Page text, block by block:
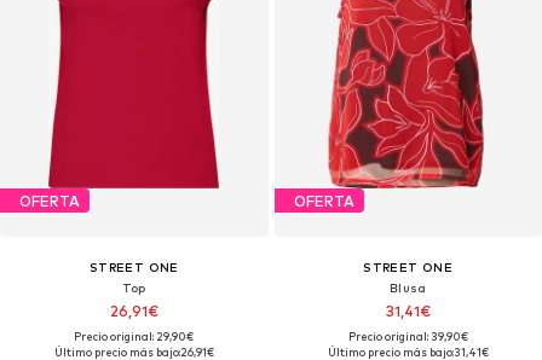
OFERTA
STREET ONE
Top
26,91€
Precio original: 29,90€
Último precio más bajo:26,91€
OFERTA
STREET ONE
Blusa
31,41€
Precio original: 39,90€
Último precio más bajo:31,41€